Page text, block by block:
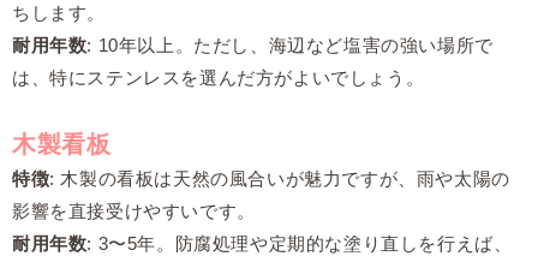
ちします。
耐用年数: 10年以上。ただし、海辺など塩害の強い場所で
は、特にステンレスを選んだ方がよいでしょう。
木製看板
特徴: 木製の看板は天然の風合いが魅力ですが、雨や太陽の
影響を直接受けやすいです。
耐用年数: 3〜5年。防腐処理や定期的な塗り直しを行えば、